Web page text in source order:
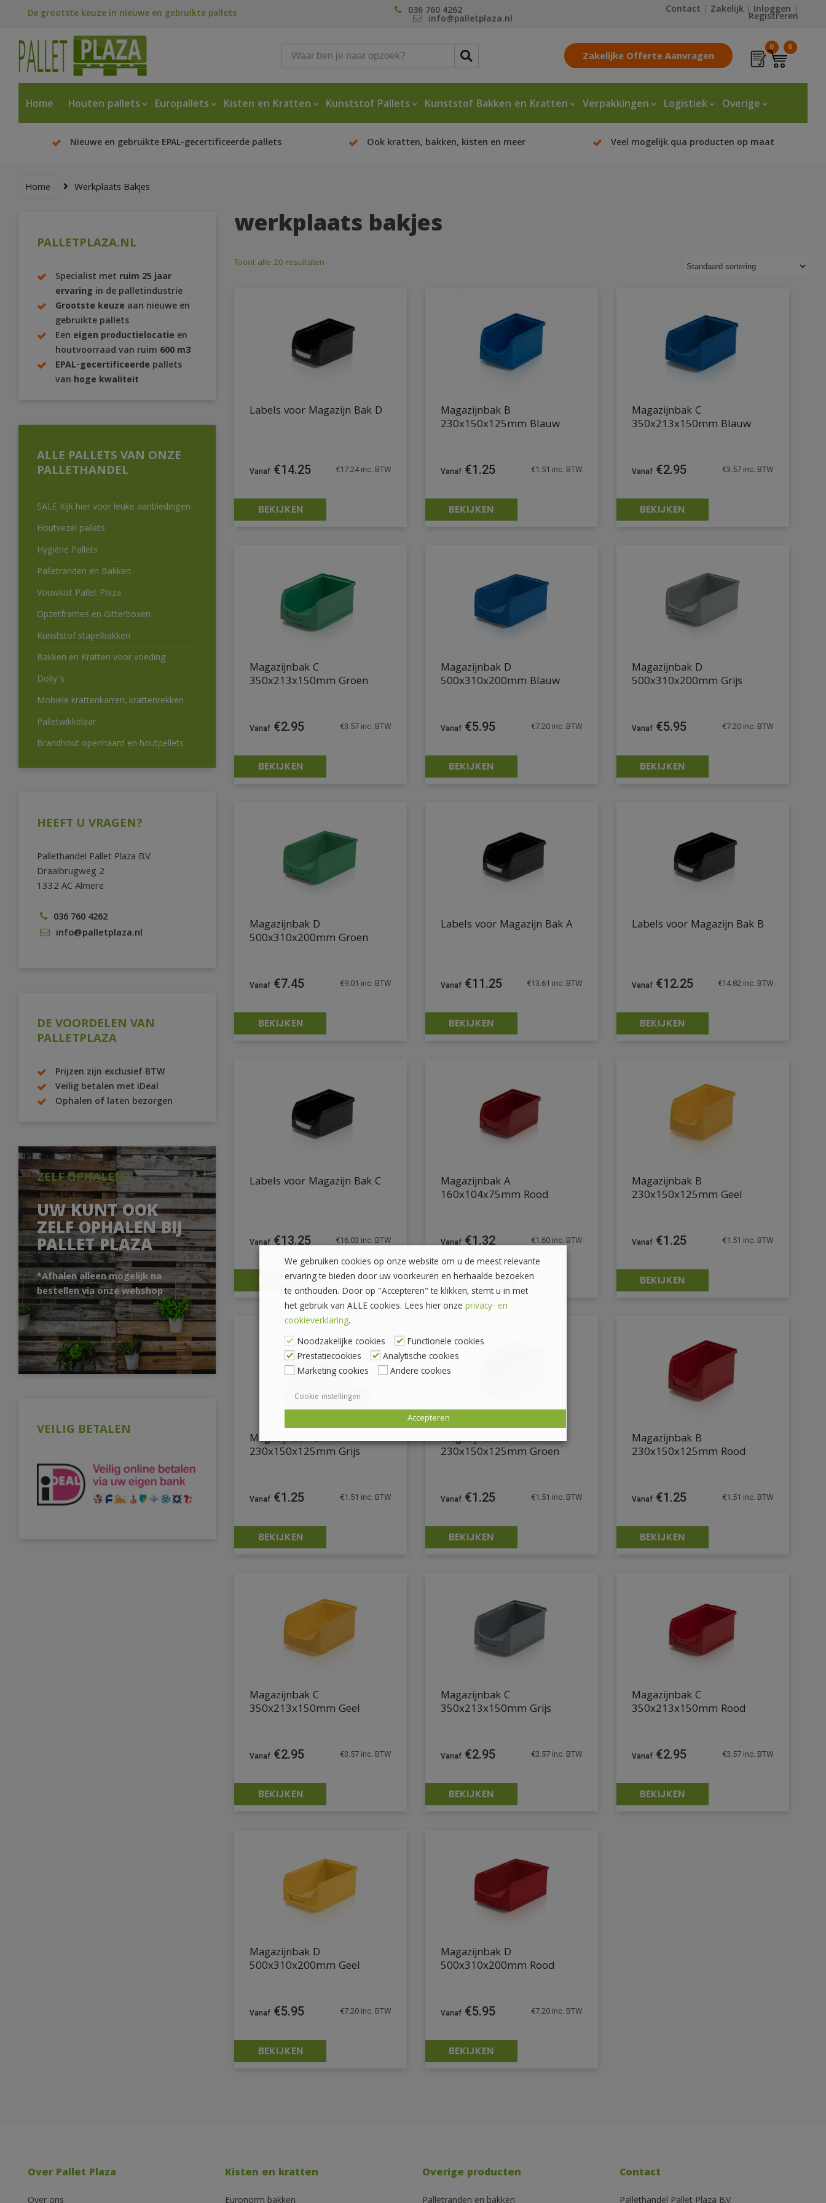
De grootste keuze in nieuwe en gebruikte pallets 036 760 4262
info@palletplaza.nl
Contact | Zakelijk |Inloggen |
Registreren
Zakelijke Offerte Aanvragen
0 0
Home Houten pallets Europallets Kisten en Kratten Kunststof Pallets Kunststof Bakken en Kratten Verpakkingen Logistiek Overige
Nieuwe en gebruikte EPAL-gecertificeerde pallets Ook kratten, bakken, kisten en meer Veel mogelijk qua producten op maat
Home Werkplaats Bakjes
PALLETPLAZA.NL
Specialist met ruim 25 jaar
ervaring in de palletindustrie
Grootste keuze aan nieuwe en
gebruikte pallets
Een eigen productielocatie en
houtvoorraad van ruim 600 m3
EPAL-gecertificeerde pallets
van hoge kwaliteit
ALLE PALLETS VAN ONZE
PALLETHANDEL
SALE Kijk hier voor leuke aanbiedingen
Houtvezel pallets
Hygiëne Pallets
Palletranden en Bakken
Vouwkist Pallet Plaza
Opzetframes en Gitterboxen
Kunststof stapelbakken
Bakken en Kratten voor voeding
Dolly’s
Mobiele krattenkarren, krattenrekken
Palletwikkelaar
Brandhout openhaard en houtpellets
HEEFT U VRAGEN?
Pallethandel Pallet Plaza B.V.
Draaibrugweg 2
1332 AC Almere
036 760 4262
info@palletplaza.nl
DE VOORDELEN VAN
PALLETPLAZA
Prijzen zijn exclusief BTW
Veilig betalen met iDeal
Ophalen of laten bezorgen
ZELF OPHALEN?
UW KUNT OOK
ZELF OPHALEN BIJ
PALLET PLAZA
*Afhalen alleen mogelijk na
bestellen via onze webshop
VEILIG BETALEN
werkplaats bakjes
Toont alle 20 resultaten
Labels voor Magazijn Bak D
€14.25 €17.24inc. BTW
BEKIJKEN
Magazijnbak B
230x150x125mm Blauw
€1.25 €1.51 inc. BTW
BEKIJKEN
Magazijnbak C
350x213x150mm Blauw
€2.95 €3.57inc. BTW
BEKIJKEN
Magazijnbak C
350x213x150mm Groen
€2.95 €3.57inc. BTW
BEKIJKEN
Magazijnbak D
500x310x200mm Blauw
€5.95 €7.20inc. BTW
BEKIJKEN
Magazijnbak D
500x310x200mm Grijs
€5.95 €7.20inc. BTW
BEKIJKEN
Magazijnbak D
500x310x200mm Groen
€7.45 €9.01 inc. BTW
BEKIJKEN
Labels voor Magazijn Bak A
€11.25 €13.61 inc. BTW
BEKIJKEN
Labels voor Magazijn Bak B
€12.25 €14.82inc. BTW
BEKIJKEN
Labels voor Magazijn Bak C
€13.25 €16.03 inc. BTW
BEKIJKEN
Magazijnbak A
160x104x75mm Rood
€1.32 €1.60inc. BTW
BEKIJKEN
Magazijnbak B
230x150x125mm Geel
€1.25 €1.51 inc. BTW
BEKIJKEN
Magazijnbak B
230x150x125mm Grijs
€1.25 €1.51 inc. BTW
BEKIJKEN
Magazijnbak B
230x150x125mm Groen
€1.25 €1.51 inc. BTW
BEKIJKEN
Magazijnbak B
230x150x125mm Rood
€1.25 €1.51 inc. BTW
BEKIJKEN
Magazijnbak C
350x213x150mm Geel
€2.95 €3.57inc. BTW
BEKIJKEN
Magazijnbak C
350x213x150mm Grijs
€2.95 €3.57inc. BTW
BEKIJKEN
Magazijnbak C
350x213x150mm Rood
€2.95 €3.57inc. BTW
BEKIJKEN
Magazijnbak D
500x310x200mm Geel
€5.95 €7.20inc. BTW
BEKIJKEN
Magazijnbak D
500x310x200mm Rood
€5.95 €7.20inc. BTW
BEKIJKEN
Over Pallet Plaza Kisten en kratten Overige producten Contact
We gebruiken cookies op onze website om u de meest relevante
ervaring te bieden door uw voorkeuren en herhaalde bezoeken
te onthouden. Door op "Accepteren" te klikken, stemt u in met
het gebruik van ALLE cookies. Lees hier onze privacy- en
cookieverklaring.
Noodzakelijke cookies
Functionele cookies
Prestatiecookies
Analytische cookies
Marketing cookies
Andere cookies
Cookie instellingen
Accepteren